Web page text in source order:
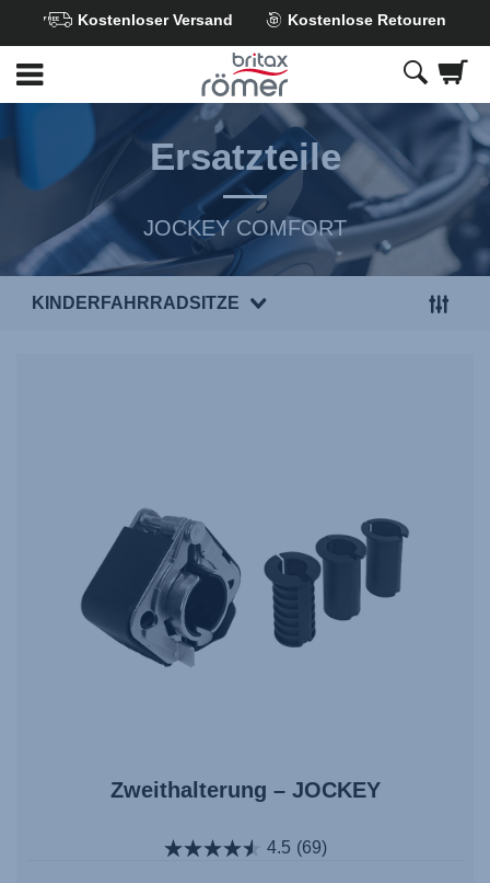
Hauptinhalt
springen
Kostenloser Versand Kostenlose Retouren
Ersatzteile
JOCKEY COMFORT
KINDERFAHRRADSITZE
Zweithalterung – JOCKEY
4.5 (69)